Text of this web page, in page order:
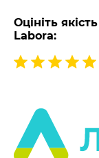
Оцініть
Labora: